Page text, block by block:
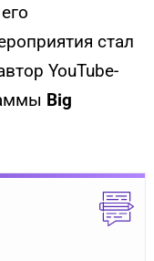
стал
YouTube-
Big